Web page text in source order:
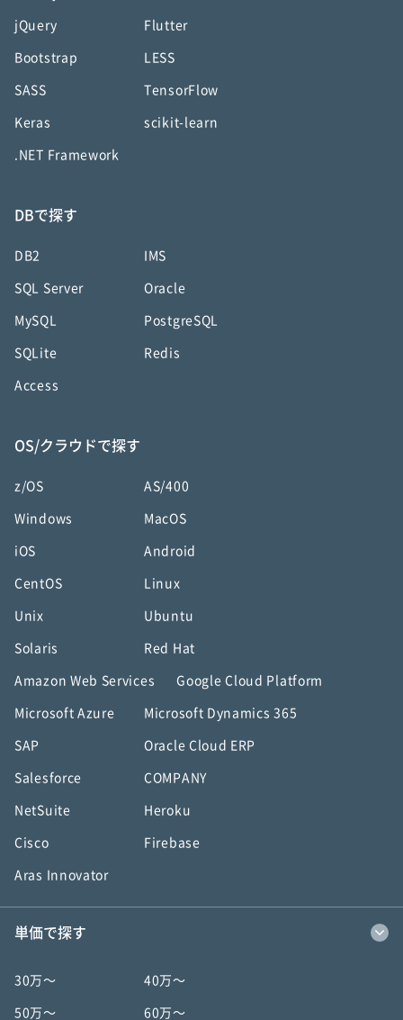
jQuery Flutter
Bootstrap LESS
SASS TensorFlow
Keras scikit-learn
.NET Framework
DBで探す
DB2 IMS
SQL Server Oracle
MySQL PostgreSQL
SQLite Redis
Access
OS/クラウドで探す
z/OS AS/400
Windows MacOS
iOS Android
CentOS Linux
Unix Ubuntu
Solaris Red Hat
Amazon Web Services Google Cloud Platform
Microsoft Azure Microsoft Dynamics 365
SAP Oracle Cloud ERP
Salesforce COMPANY
NetSuite Heroku
Cisco Firebase
Aras Innovator
単価で探す
30万〜 40万〜
50万〜 60万〜